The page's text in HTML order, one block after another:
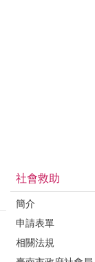
社會救助
簡介
申請表單
相關法規